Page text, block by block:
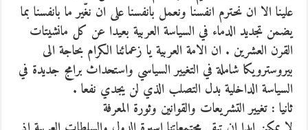
علينا الا ان نحترم انفسنا ونعمل بانفسنا على ان نغّير ما بانفسنا بما
يضمن تجديد الدماء في السياسة العربية بعيدا عن كل مانشيتات
القرن العشرين . ان الامة العربية يا زعمائنا الكرام بحاجة الى
بيروسترويكا شاملة في التغيير السياسي واستحداث برامج جديدة في
السياسة الداخلية بدل التصلب الذي لن يجدي نفعا .
ثانيا : تغيير التشريعات والقوانين وثورة المعرفة